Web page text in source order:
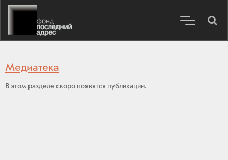
Медиатека
В этом разделе скоро появятся публикации.